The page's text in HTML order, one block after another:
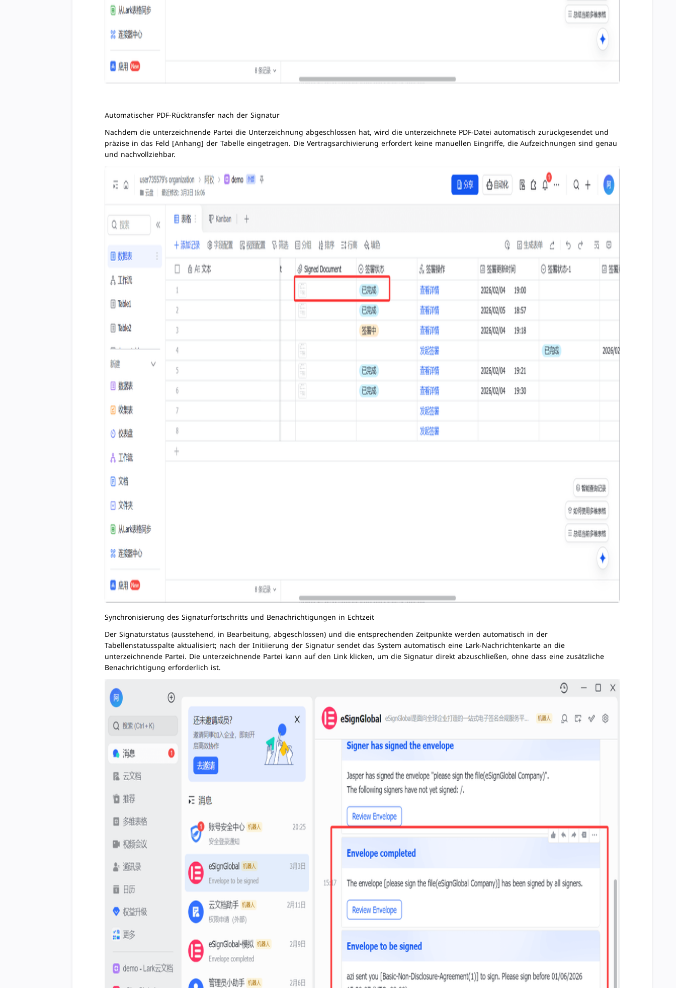
Automatischer PDF-Rücktransfer nach der Signatur
Nachdem die unterzeichnende Partei die Unterzeichnung abgeschlossen hat, wird die unterzeichnete PDF-Datei automatisch zurückgesendet und
präzise in das Feld [Anhang] der Tabelle eingetragen. Die Vertragsarchivierung erfordert keine manuellen Eingriffe, die Aufzeichnungen sind genau
und nachvollziehbar.
Synchronisierung des Signaturfortschritts und Benachrichtigungen in Echtzeit
Der Signaturstatus (ausstehend, in Bearbeitung, abgeschlossen) und die entsprechenden Zeitpunkte werden automatisch in der
Tabellenstatusspalte aktualisiert; nach der Initiierung der Signatur sendet das System automatisch eine Lark-Nachrichtenkarte an die
unterzeichnende Partei. Die unterzeichnende Partei kann auf den Link klicken, um die Signatur direkt abzuschließen, ohne dass eine zusätzliche
Benachrichtigung erforderlich ist.